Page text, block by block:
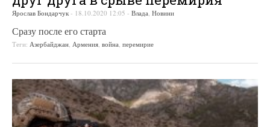
Ярослав Бондарчук - 18.10.2020 12:05 - Влада, Новини
Сразу после его старта
Теги: Азербайджан, Армения, война, перемирие